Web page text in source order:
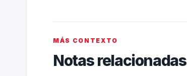
MÁS CONTEXTO
Notas relacionadas